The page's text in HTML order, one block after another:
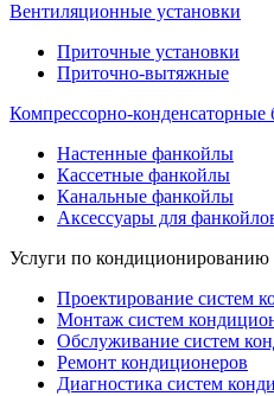
Вентиляционные установки
Приточные установки
Приточно-вытяжные
Компрессорно-конденсаторные
Настенные фанкойлы
Кассетные фанкойлы
Канальные фанкойлы
Аксессуары для
Услуги по кондиционированию
Проектирование систем
Монтаж систем
Обслуживание систем
Ремонт кондиционеров
Диагностика систем